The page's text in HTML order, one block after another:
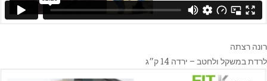
רונה רצתה
לרדת במשקל ולחטב – ירדה 14 ק״ג